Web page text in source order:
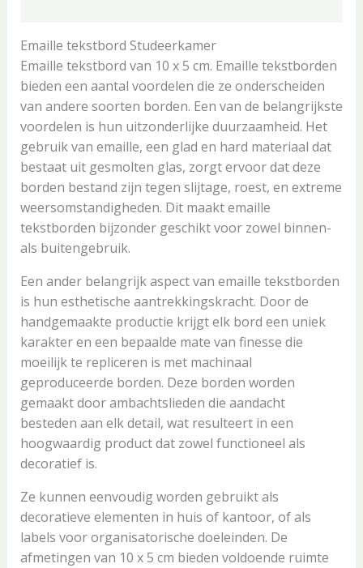
Emaille tekstbord Studeerkamer
Emaille tekstbord van 10 x 5 cm. Emaille tekstborden
bieden een aantal voordelen die ze onderscheiden
van andere soorten borden. Een van de belangrijkste
voordelen is hun uitzonderlijke duurzaamheid. Het
gebruik van emaille, een glad en hard materiaal dat
bestaat uit gesmolten glas, zorgt ervoor dat deze
borden bestand zijn tegen slijtage, roest, en extreme
weersomstandigheden. Dit maakt emaille
tekstborden bijzonder geschikt voor zowel binnen-
als buitengebruik.
Een ander belangrijk aspect van emaille tekstborden
is hun esthetische aantrekkingskracht. Door de
handgemaakte productie krijgt elk bord een uniek
karakter en een bepaalde mate van finesse die
moeilijk te repliceren is met machinaal
geproduceerde borden. Deze borden worden
gemaakt door ambachtslieden die aandacht
besteden aan elk detail, wat resulteert in een
hoogwaardig product dat zowel functioneel als
decoratief is.
Ze kunnen eenvoudig worden gebruikt als
decoratieve elementen in huis of kantoor, of als
labels voor organisatorische doeleinden. De
afmetingen van 10 x 5 cm bieden voldoende ruimte